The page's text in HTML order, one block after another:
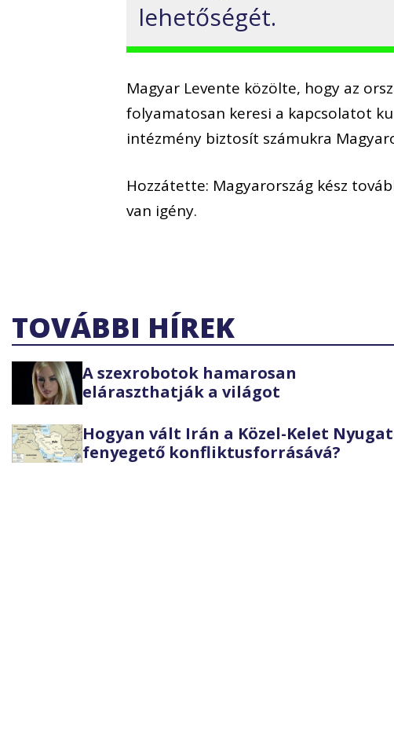
lehetőségét.
Magyar Levente közölte, hogy az
folyamatosan keresi a kapcsolatot
intézmény biztosít számukra
Hozzátette: Magyarország kész
van igény.
TOVÁBBI HÍREK
A szexrobotok hamarosan
eláraszthatják a világot
Hogyan vált Irán a Közel-Kelet
fenyegető konfliktusforrásává?